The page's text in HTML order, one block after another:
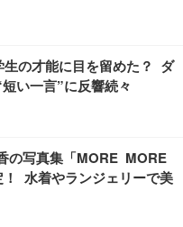
生の才能に目を留めた？ ダ
い一言”に反響続々
の写真集「MORE MORE
！ 水着やランジェリーで美